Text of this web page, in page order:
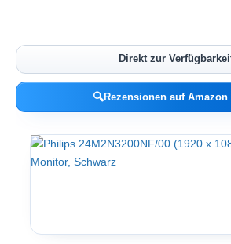
Direkt zur
🔍Rezensionen auf Amazon